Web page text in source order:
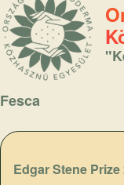
Fesca
Edgar Stene Prize